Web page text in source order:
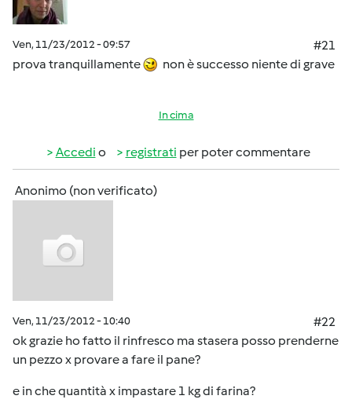
Ven, 11/23/2012 - 09:57
#21
prova tranquillamente
non è successo niente di grave
In cima
Accedi o registrati per poter commentare
Anonimo (non verificato)
Ven, 11/23/2012 - 10:40
#22
ok grazie ho fatto il rinfresco ma stasera posso prenderne
un pezzo x provare a fare il pane?
e in che quantità x impastare 1 kg di farina?